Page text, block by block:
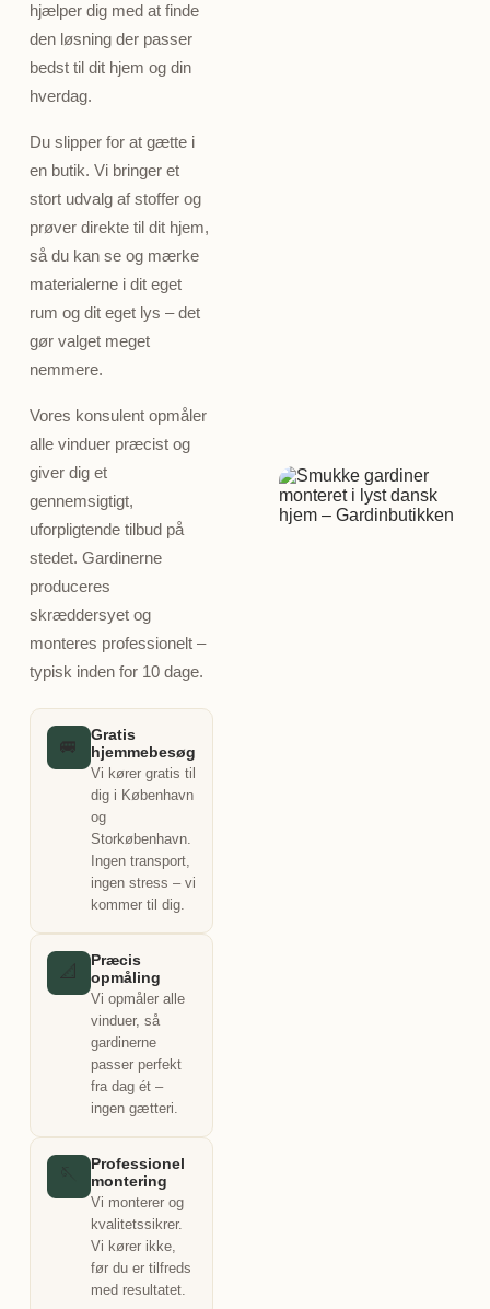
hjælper dig med at finde
den løsning der passer
bedst til dit hjem og din
hverdag.
Du slipper for at gætte i
en butik. Vi bringer et
stort udvalg af stoffer og
prøver direkte til dit hjem,
så du kan se og mærke
materialerne i dit eget
rum og dit eget lys – det
gør valget meget
nemmere.
Vores konsulent opmåler
alle vinduer præcist og
giver dig et
gennemsigtigt,
uforpligtende tilbud på
stedet. Gardinerne
produceres
skræddersyet og
monteres professionelt –
typisk inden for 10 dage.
🚐
Gratis
hjemmebesøg
Vi kører gratis til
dig i København
og
Storkøbenhavn.
Ingen transport,
ingen stress – vi
kommer til dig.
📐
Præcis
opmåling
Vi opmåler alle
vinduer, så
gardinerne
passer perfekt
fra dag ét –
ingen gætteri.
Professionel
montering
Vi monterer og
kvalitetssikrer.
Vi kører ikke,
før du er tilfreds
med resultatet.